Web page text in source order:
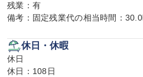
残業：有
備考：固定残業代の相当時間：30.0
休日・休暇
休日
休日：108日